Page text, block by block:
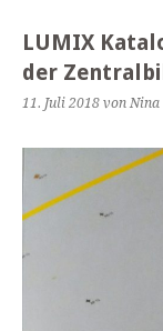
LUMIX
der
11. Juli 2018 von Nina